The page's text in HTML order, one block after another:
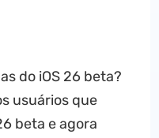
do iOS 26 beta?
usuários que
beta e agora